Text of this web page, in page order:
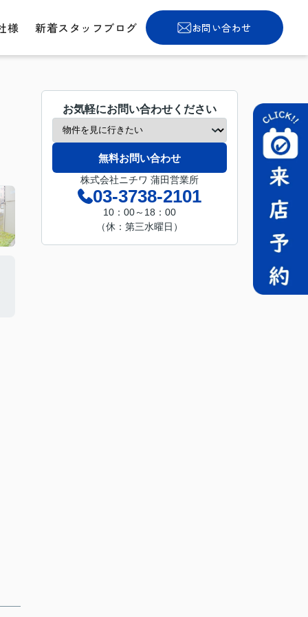
様 新着スタッフブログ お問い合わせ
お気軽にお問い合わせください
無料お問い合わせ
株式会社ニチワ 蒲田営業所
03-3738-2101
10：00～18：00
（休：第三水曜日）